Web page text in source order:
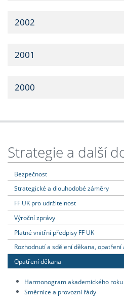
2002
2001
2000
Strategie a další
Bezpečnost
Strategické a dlouhodobé záměry
FF UK pro udržitelnost
Výroční zprávy
Platné vnitřní předpisy FF UK
Rozhodnutí a sdělení děkana,
Opatření děkana
Harmonogram akademického roku
Směrnice a provozní řády